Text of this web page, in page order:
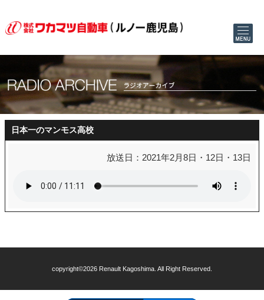
日本一のマンモス高校
放送日：2021年2月8日・12日・13日
copyright©2026 Renault Kagoshima. All Right Reserved.